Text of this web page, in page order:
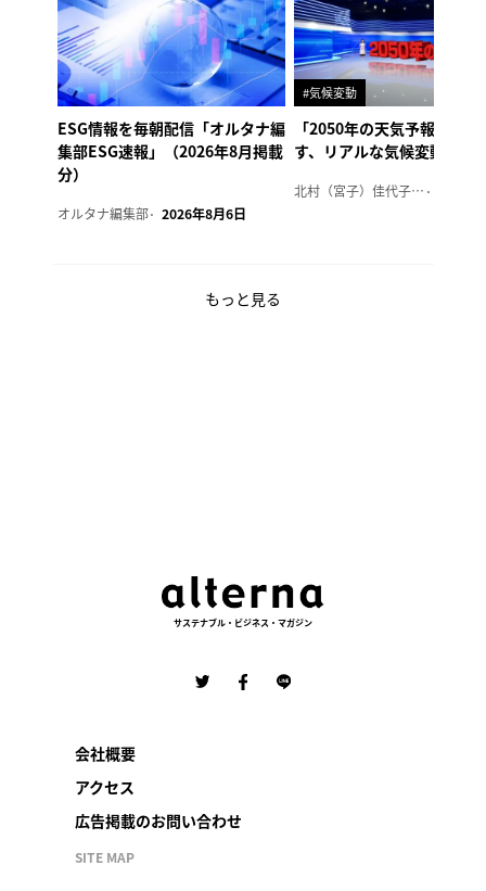
ESG情報を毎朝配信「オルタナ編
集部ESG速報」（2026年8月掲載
分）
オルタナ編集部 2026年8月6日
#気候変動
「2050年の天気予報 Ver.2
す、リアルな気候変動の影
北村（宮子）佳代子（オルタナ輪番編集長）
もっと見る
サステナブル・ビジネス・マガジン
会社概要
アクセス
広告掲載のお問い合わせ
SITE MAP